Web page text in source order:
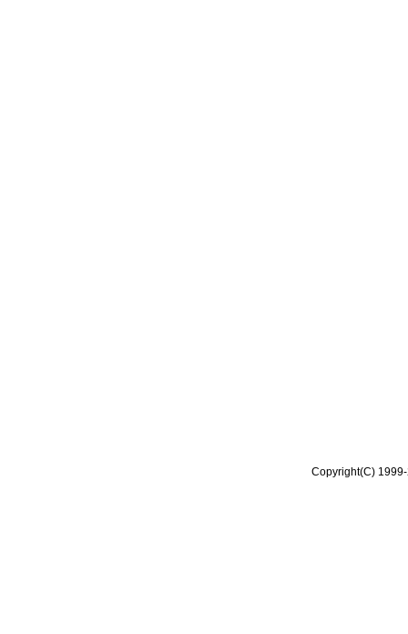
Copyright(C)